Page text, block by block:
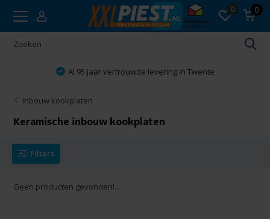
0 0
Al 95 jaar vertrouwde levering in Twente
Inbouw kookplaten
Keramische inbouw kookplaten
Filters
Geen producten gevonden!...